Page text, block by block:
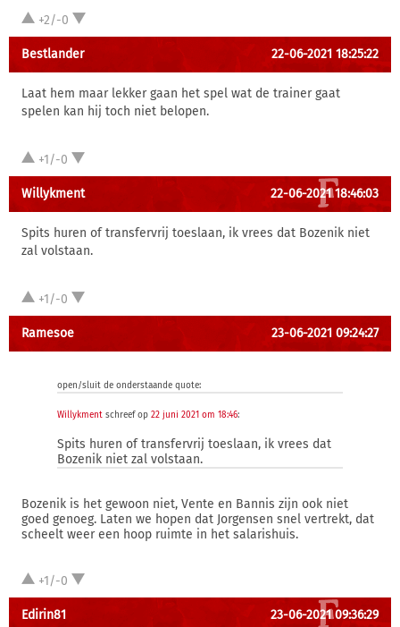
+2/-0
Bestlander 22-06-2021 18:25:22
Laat hem maar lekker gaan het spel wat de trainer gaat
spelen kan hij toch niet belopen.
+1/-0
Willykment 22-06-2021 18:46:03
Spits huren of transfervrij toeslaan, ik vrees dat Bozenik niet
zal volstaan.
+1/-0
Ramesoe 23-06-2021 09:24:27
open/sluit de onderstaande quote:
Willykment schreef op 22 juni 2021 om 18:46:
Spits huren of transfervrij toeslaan, ik vrees dat
Bozenik niet zal volstaan.
Bozenik is het gewoon niet, Vente en Bannis zijn ook niet
goed genoeg. Laten we hopen dat Jorgensen snel vertrekt, dat
scheelt weer een hoop ruimte in het salarishuis.
+1/-0
Edirin81 23-06-2021 09:36:29